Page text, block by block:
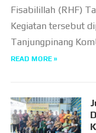
Fisabilillah (RHF)
Kegiatan tersebut
Tanjungpinang
READ MORE »